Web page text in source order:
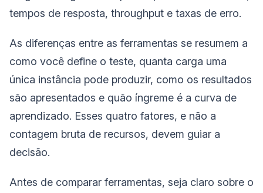
tempos de resposta, throughput e taxas de erro.
As diferenças entre as ferramentas se resumem a
como você define o teste, quanta carga uma
única instância pode produzir, como os resultados
são apresentados e quão íngreme é a curva de
aprendizado. Esses quatro fatores, e não a
contagem bruta de recursos, devem guiar a
decisão.
Antes de comparar ferramentas, seja claro sobre o